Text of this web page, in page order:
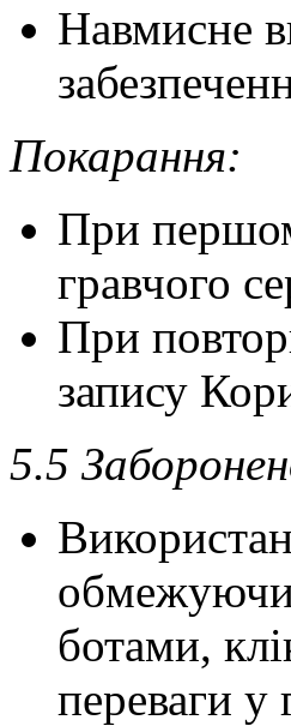
Навмисне
Покарання:
При
гравчого
При
запису
5.5
ботами,
переваги у